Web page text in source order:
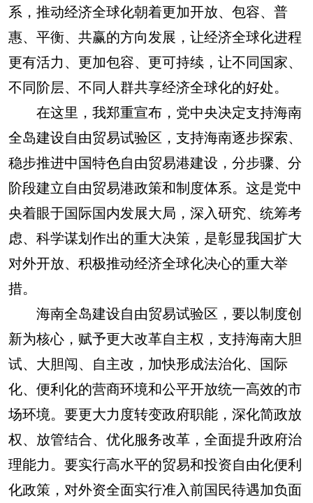
系，推动经济全球化朝着更加开放、包容、普
惠、平衡、共赢的方向发展，让经济全球化进程
更有活力、更加包容、更可持续，让不同国家、
不同阶层、不同人群共享经济全球化的好处。
在这里，我郑重宣布，党中央决定支持海南
全岛建设自由贸易试验区，支持海南逐步探索、
稳步推进中国特色自由贸易港建设，分步骤、分
阶段建立自由贸易港政策和制度体系。这是党中
央着眼于国际国内发展大局，深入研究、统筹考
虑、科学谋划作出的重大决策，是彰显我国扩大
对外开放、积极推动经济全球化决心的重大举
措。
海南全岛建设自由贸易试验区，要以制度创
新为核心，赋予更大改革自主权，支持海南大胆
试、大胆闯、自主改，加快形成法治化、国际
化、便利化的营商环境和公平开放统一高效的市
场环境。要更大力度转变政府职能，深化简政放
权、放管结合、优化服务改革，全面提升政府治
理能力。要实行高水平的贸易和投资自由化便利
化政策，对外资全面实行准入前国民待遇加负面